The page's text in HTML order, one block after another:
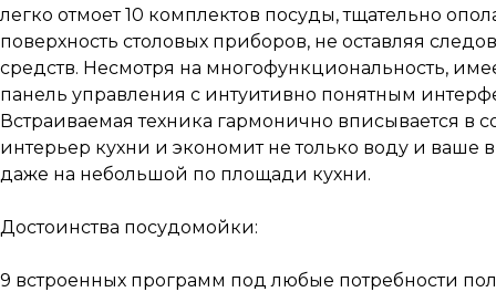
легко отмоет 10 комплектов посуды, тщательно
поверхность столовых приборов, не оставляя
средств. Несмотря на многофункциональность,
панель управления с интуитивно понятным
Встраиваемая техника гармонично вписывается в
интерьер кухни и экономит не только воду и ваше
даже на небольшой по площади кухни.
Достоинства посудомойки:
9 встроенных программ под любые потребности